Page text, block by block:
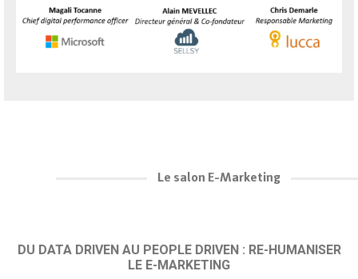
Le salon E-Marketing
DU DATA DRIVEN AU PEOPLE DRIVEN : RE-HUMANISER
LE E-MARKETING